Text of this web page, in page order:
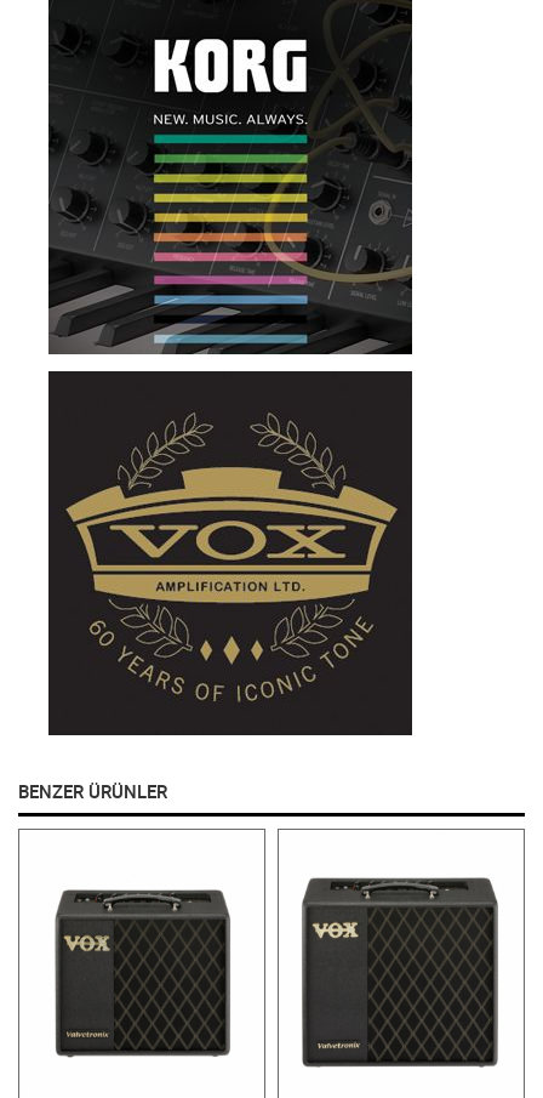
BENZER ÜRÜNLER